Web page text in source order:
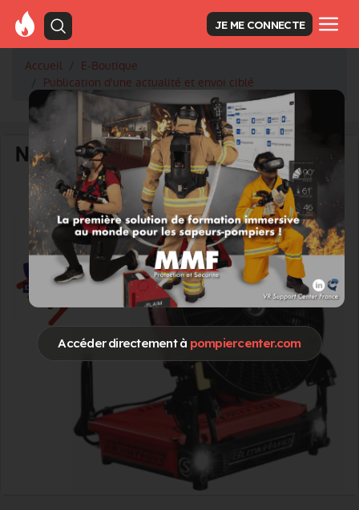
Accéder directement à pompiercenter.com
JE ME CONNECTE
Accueil
E-Boutique
Publication d'une actualité et envoi ciblé